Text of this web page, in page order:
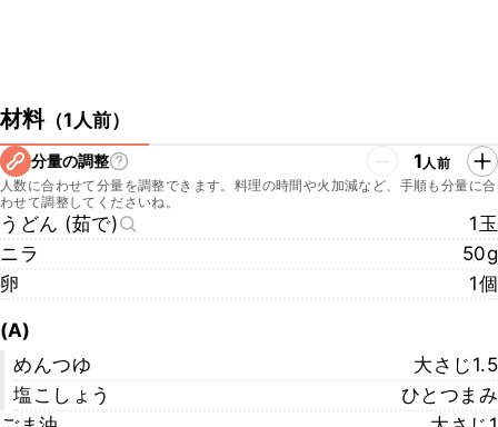
材料（1人前）
分量の調整 1人前
人数に合わせて分量を調整できます。料理の時間や火加減など、手順も分量に合
わせて調整してくださいね。
うどん (茹で)
1玉
ニラ
50g
卵
1個
(A)
めんつゆ
大さじ1.5
塩こしょう
ひとつまみ